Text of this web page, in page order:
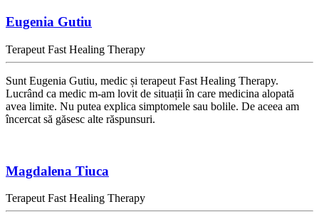
Eugenia Gutiu
Terapeut Fast Healing Therapy
Sunt Eugenia Gutiu, medic și terapeut Fast Healing Therapy.
Lucrând ca medic m-am lovit de situații în care medicina alopată
avea limite. Nu putea explica simptomele sau bolile. De aceea am
încercat să găsesc alte răspunsuri.
Magdalena Tiuca
Terapeut Fast Healing Therapy